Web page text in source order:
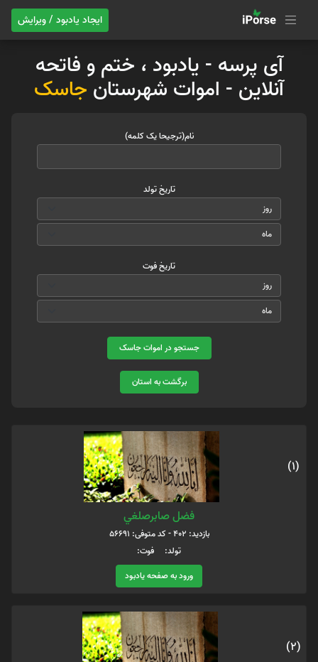
ایجاد یادبود / ویرایش
آی پرسه - یادبود ، ختم و فاتحه
آنلاین - اموات شهرستان جاسک
نام(ترجیحا یک کلمه)
تاریخ تولد
تاریخ فوت
جستجو در اموات جاسک
برگشت به استان
(1)
فضل صابرصلغي
بازدید: 402 - کد متوفی: 56691
تولد: فوت:
ورود به صفحه یادبود
(2)